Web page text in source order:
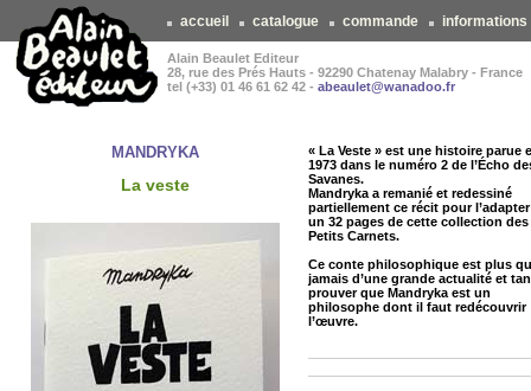
accueil catalogue commande informations
Alain Beaulet Editeur
28, rue des Prés Hauts - 92290 Chatenay Malabry - France
tel (+33) 01 46 61 62 42 - abeaulet@wanadoo.fr
MANDRYKA
La veste
« La Veste » est une histoire parue
1973 dans le numéro 2 de l’Écho
Savanes.
Mandryka a remanié et redessiné
partiellement ce récit pour l’adapter
un 32 pages de cette collection des
Petits Carnets.
Ce conte philosophique est plus
jamais d’une grande actualité et
prouver que Mandryka est un
philosophe dont il faut redécouvrir
l’œuvre.